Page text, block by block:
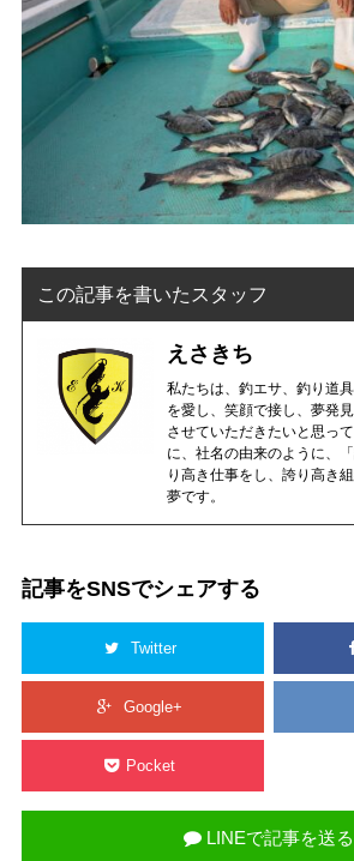
この記事を書いたスタッフ
えさきち
私たちは、釣エサ、釣り道
を愛し、笑顔で接し、夢発
させていただきたいと思っ
に、社名の由来のように、
り高き仕事をし、誇り高き
夢です。
記事をSNSでシェアする
Twitter
Google+
Pocket
LINEで記事を送る